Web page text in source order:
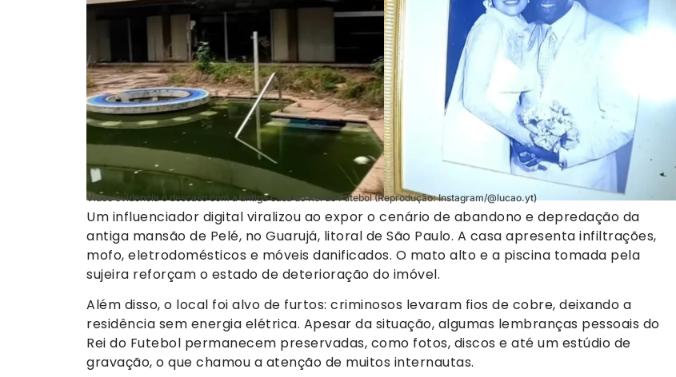
Vídeo evidencia o descaso com a antiga casa do Rei do Futebol (Reprodução: Instagram/@lucao.yt)
Um influenciador digital viralizou ao expor o cenário de abandono e depredação da
antiga mansão de Pelé, no Guarujá, litoral de São Paulo. A casa apresenta infiltrações,
mofo, eletrodomésticos e móveis danificados. O mato alto e a piscina tomada pela
sujeira reforçam o estado de deterioração do imóvel.
Além disso, o local foi alvo de furtos: criminosos levaram fios de cobre, deixando a
residência sem energia elétrica. Apesar da situação, algumas lembranças pessoais do
Rei do Futebol permanecem preservadas, como fotos, discos e até um estúdio de
gravação, o que chamou a atenção de muitos internautas.